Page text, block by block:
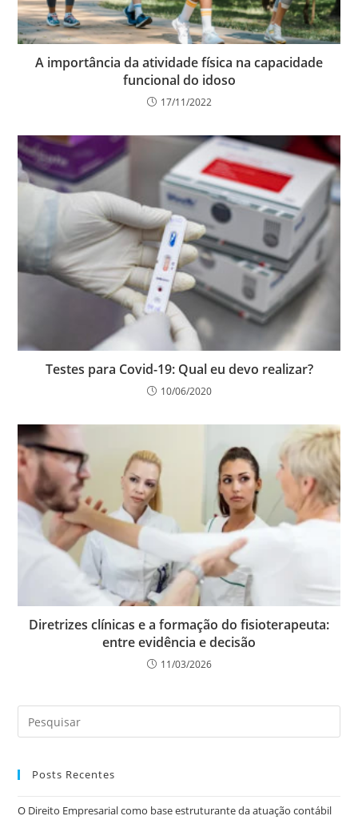
A importância da atividade física na capacidade
funcional do idoso
17/11/2022
Testes para Covid-19: Qual eu devo realizar?
10/06/2020
Diretrizes clínicas e a formação do fisioterapeuta:
entre evidência e decisão
11/03/2026
Posts Recentes
O Direito Empresarial como base estruturante da atuação contábil